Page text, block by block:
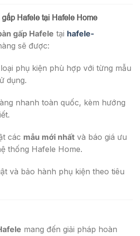
Hafele tại Hafele Home
gấp Hafele tại hafele-
sẽ được:
phụ kiện phù hợp với từng mẫu
dụng.
nhanh toàn quốc, kèm hướng
các mẫu mới nhấtvà báo giá ưu
thống Hafele Home.
và bảo hành phụ kiện theo tiêu
mang đến giải pháp hoàn